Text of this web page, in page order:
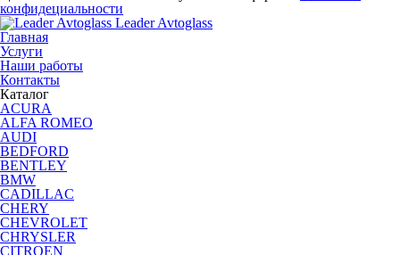
конфидециальности
Leader Avtoglass
Главная
Услуги
Наши работы
Контакты
Каталог
ACURA
ALFA ROMEO
AUDI
BEDFORD
BENTLEY
BMW
CADILLAC
CHERY
CHEVROLET
CHRYSLER
CITROEN